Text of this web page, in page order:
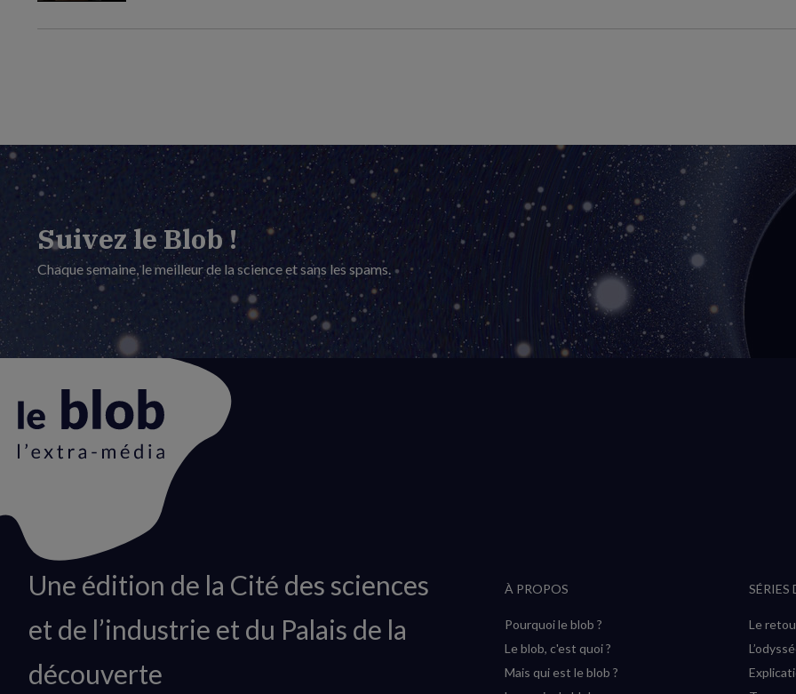
Suivez le Blob !
Chaque semaine, le meilleur de la science et sans les spams.
Animation
logo
Une édition de la Cité des sciences
et de l’industrie et du Palais de la
découverte
À PROPOS
Pourquoi le blob ?
Le blob, c'est quoi ?
Mais qui est le blob ?
SÉRIES
Le